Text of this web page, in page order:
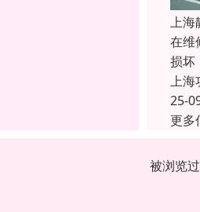
上海
在维
损坏‌
上海
25-
更多
被浏览